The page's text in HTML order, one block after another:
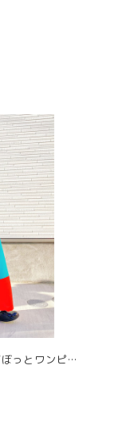
【アウトレット】バイカラーだぼっとワンピ型紙【DL版／レシピ付き】商用利用可能